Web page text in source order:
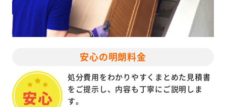
安心の明朗料金
処分費用をわかりやすくまとめた見積書
をご提示し、内容も丁寧にご説明しま
す。